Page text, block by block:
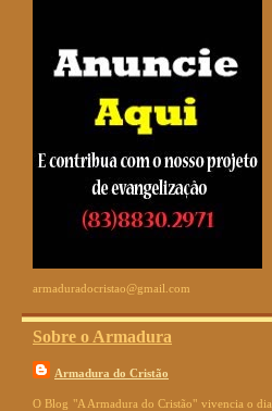
armaduradocristao@gmail.com
Sobre o Armadura
Armadura do Cristão
O Blog "A Armadura do Cristão" vivencia o dia